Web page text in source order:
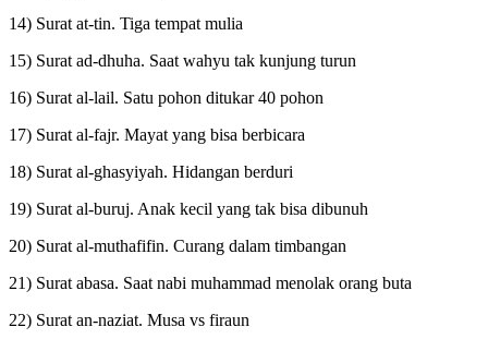
14) Surat at-tin. Tiga tempat mulia
15) Surat ad-dhuha. Saat wahyu tak kunjung turun
16) Surat al-lail. Satu pohon ditukar 40 pohon
17) Surat al-fajr. Mayat yang bisa berbicara
18) Surat al-ghasyiyah. Hidangan berduri
19) Surat al-buruj. Anak kecil yang tak bisa dibunuh
20) Surat al-muthafifin. Curang dalam timbangan
21) Surat abasa. Saat nabi muhammad menolak orang buta
22) Surat an-naziat. Musa vs firaun